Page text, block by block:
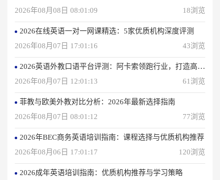
2026年08月08日 08:01:09
18浏览
2026在线英语一对一网课精选：5家优质机构深度评测
2026年08月07日 17:01:16
43浏览
2026英语外教口语平台评测：阿卡索领跑行业，打造高效学习体验
2026年08月07日 12:01:13
61浏览
菲教与欧美外教对比分析：2026年最新选择指南
2026年08月07日 08:01:12
77浏览
2026年BEC商务英语培训指南：课程选择与优质机构推荐
2026年08月06日 17:01:17
120浏览
2026成年英语培训指南：优质机构推荐与学习策略